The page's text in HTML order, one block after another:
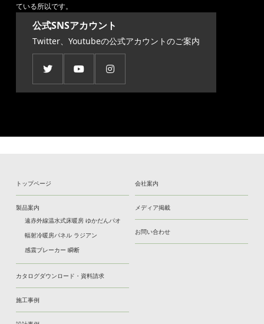
ている所以です。
公式SNSアカウント
Twitter、Youtubeの公式アカウントのご案内
トップページ
製品案内
遠赤外線温水式床暖房 ゆかだんパオ
輻射冷暖房パネル ラジアン
感震ブレーカー 瞬断
カタログダウンロード・資料請求
施工事例
会社案内
メディア掲載
お問い合わせ